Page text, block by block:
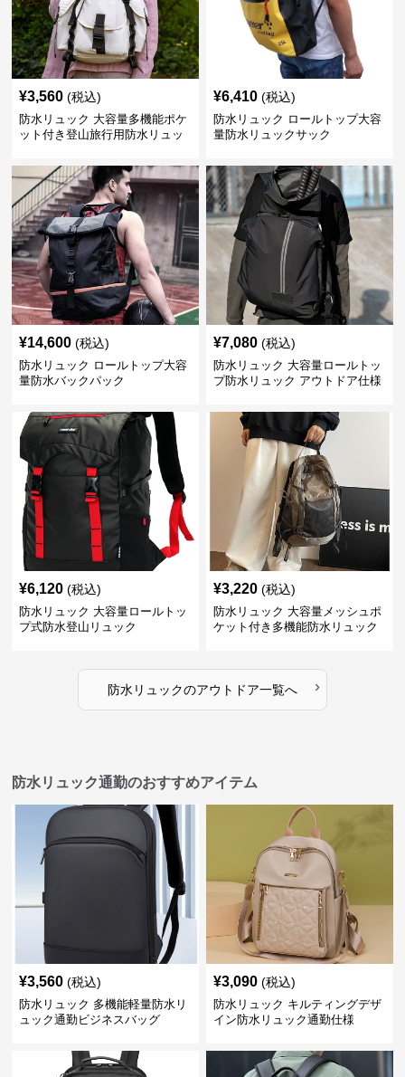
¥3,560 (税込)
防水リュック 大容量多機能ポケ
ット付き登山旅行用防水リュッ
¥6,410 (税込)
防水リュック ロールトップ大容
量防水リュックサック
¥14,600 (税込)
防水リュック ロールトップ大容
量防水バックパック
¥7,080 (税込)
防水リュック 大容量ロールトッ
プ防水リュック アウトドア仕様
¥6,120 (税込)
防水リュック 大容量ロールトッ
プ式防水登山リュック
¥3,220 (税込)
防水リュック 大容量メッシュポ
ケット付き多機能防水リュック
防水リュックのアウトドア一覧へ ›
防水リュック通勤のおすすめアイテム
¥3,560 (税込)
防水リュック 多機能軽量防水リ
ュック通勤ビジネスバッグ
¥3,090 (税込)
防水リュック キルティングデザ
イン防水リュック通勤仕様